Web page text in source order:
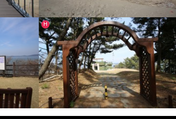
의항리 해상낚시 공원
H
인기글